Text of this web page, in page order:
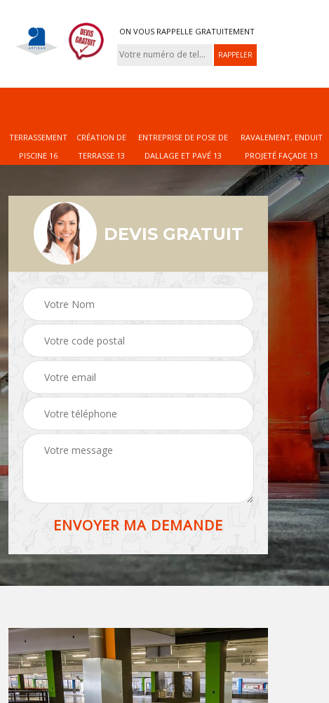
ON VOUS RAPPELLE GRATUITEMENT
TERRASSEMENT
PISCINE 16
CRÉATION DE
TERRASSE 13
ENTREPRISE DE POSE DE
DALLAGE ET PAVÉ 13
RAVALEMENT, ENDUIT
PROJETÉ FAÇADE 13
DEVIS GRATUIT